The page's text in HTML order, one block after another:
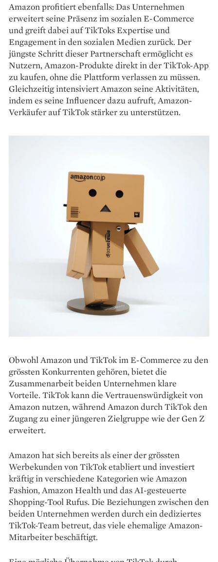
Amazon profitiert ebenfalls: Das Unternehmen
erweitert seine Präsenz im sozialen E-Commerce
und greift dabei auf TikToks Expertise und
Engagement in den sozialen Medien zurück. Der
jüngste Schritt dieser Partnerschaft ermöglicht es
Nutzern, Amazon-Produkte direkt in der TikTok-App
zu kaufen, ohne die Plattform verlassen zu müssen.
Gleichzeitig intensiviert Amazon seine Aktivitäten,
indem es seine Influencer dazu aufruft, Amazon-
Verkäufer auf TikTok stärker zu unterstützen.
Obwohl Amazon und TikTok im E-Commerce zu den
grössten Konkurrenten gehören, bietet die
Zusammenarbeit beiden Unternehmen klare
Vorteile. TikTok kann die Vertrauenswürdigkeit von
Amazon nutzen, während Amazon durch TikTok den
Zugang zu einer jüngeren Zielgruppe wie der Gen Z
erweitert.
Amazon hat sich bereits als einer der grössten
Werbekunden von TikTok etabliert und investiert
kräftig in verschiedene Kategorien wie Amazon
Fashion, Amazon Health und das AI-gesteuerte
Shopping-Tool Rufus. Die Beziehungen zwischen den
beiden Unternehmen werden durch ein dediziertes
TikTok-Team betreut, das viele ehemalige Amazon-
Mitarbeiter beschäftigt.